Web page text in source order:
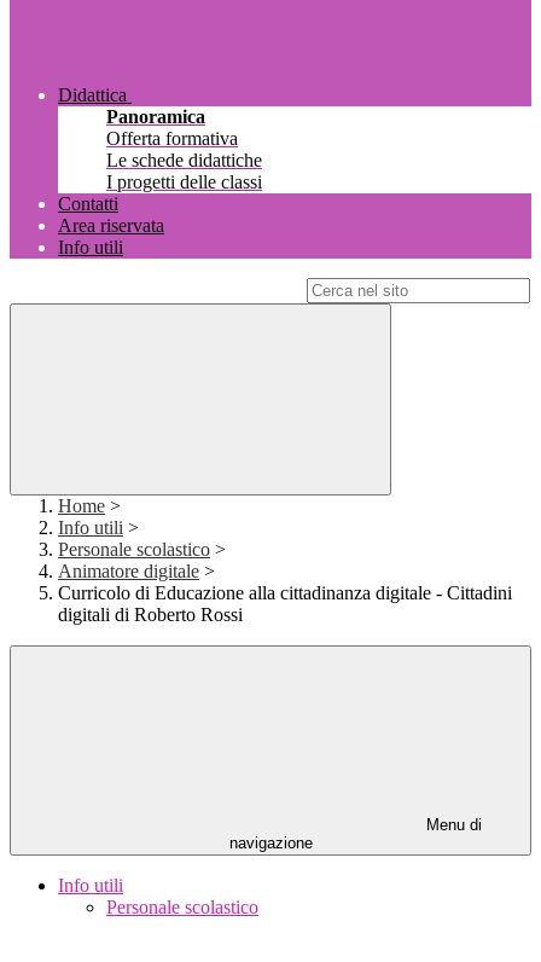
Didattica
Panoramica
Offerta formativa
Le schede didattiche
I progetti delle classi
Contatti
Area riservata
Info utili
Home >
Info utili >
Personale scolastico >
Animatore digitale >
Curricolo di Educazione alla cittadinanza digitale - Cittadini
digitali di Roberto Rossi
Menu di
navigazione
Info utili
Personale scolastico